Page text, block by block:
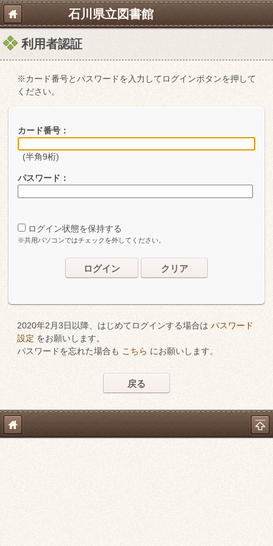
石川県立図書館
利用者認証
※カード番号とパスワードを入力してログインボタンを押して
ください。
カード番号：
(半角9桁)
パスワード：
ログイン状態を保持する
※共用パソコンではチェックを外してください。
ログイン クリア
2020年2月3日以降、はじめてログインする場合は パスワード
設定 をお願いします。
パスワードを忘れた場合も こちら にお願いします。
戻る